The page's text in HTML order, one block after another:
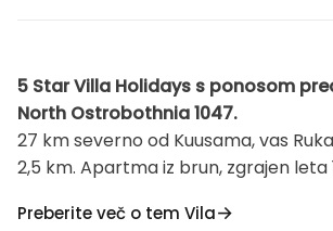
5 Star Villa Holidays s ponosom
North Ostrobothnia 1047.
27 km severno od Kuusama, vas
2,5 km. Apartma iz brun, zgrajen leta
spalnica 3: 2 pograda. Plitvo
Preberite več o tem Vila